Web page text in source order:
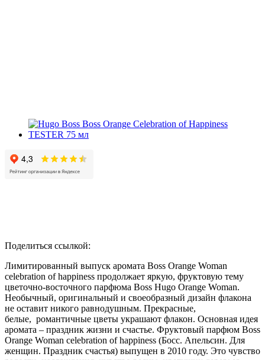
Поделиться ссылкой:
Лимитированный выпуск аромата Boss Orange Woman
celebration of happiness продолжает яркую, фруктовую тему
цветочно-восточного парфюма Boss Hugo Orange Woman.
Необычный, оригинальный и своеобразный дизайн флакона
не оставит никого равнодушным. Прекрасные,
белые, романтичные цветы украшают флакон. Основная идея
аромата – праздник жизни и счастье. Фруктовый парфюм Boss
Orange Woman celebration of happiness (Босс. Апельсин. Для
женщин. Праздник счастья) выпущен в 2010 году. Это чувство